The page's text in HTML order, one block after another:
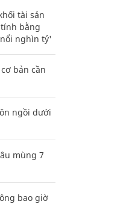
tài sản
bằng
nghìn tỷ'
bản cần
ngồi dưới
mùng 7
bao giờ